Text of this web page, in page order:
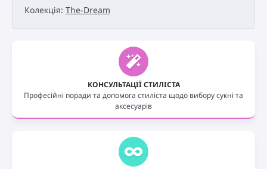
кількість
Колекція: The-Dream
КОНСУЛЬТАЦІЇ СТИЛІСТА
Професійні поради та допомога стиліста щодо вибору сукні та
аксесуарів